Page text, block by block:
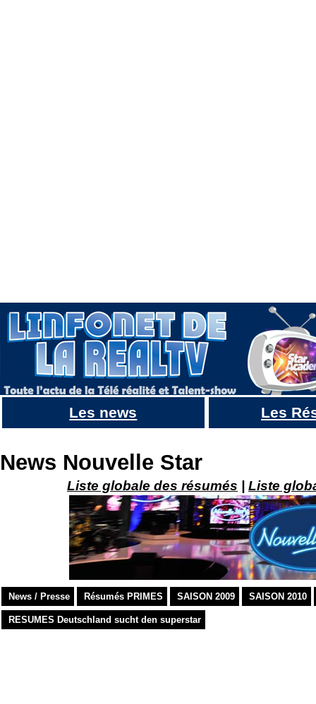
Les news Les
News Nouvelle Star
Liste globale des résumés Liste
News / Presse Résumés PRIMES SAISON 2009 SAISON 2010
RESUMES Deutschland sucht den superstar